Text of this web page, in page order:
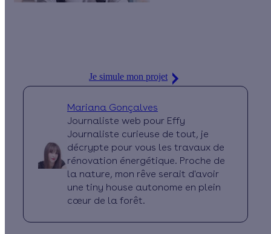
Je simule mon projet
Mariana Gonçalves
Journaliste web pour Effy
Journaliste curieuse de tout, je
décrypte pour vous les travaux de
rénovation énergétique. Proche de
la nature, mon rêve serait d'avoir
une tiny house autonome en plein
cœur de la forêt.